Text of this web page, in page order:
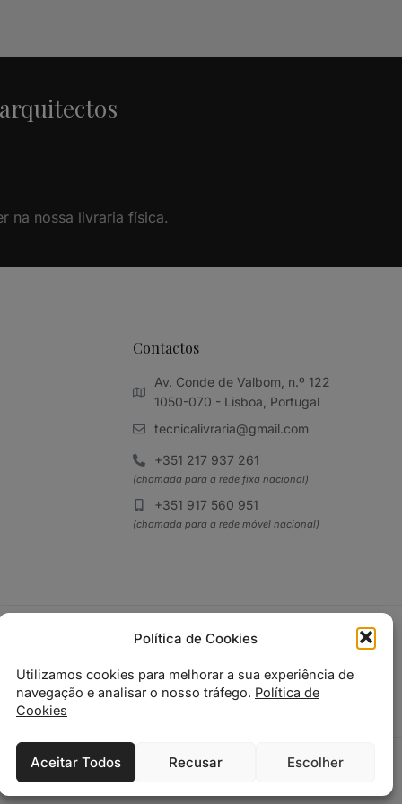
Política de Cookies
Utilizamos cookies para melhorar a sua experiência de
navegação e analisar o nosso tráfego. Política de
Cookies
Aceitar Todos Recusar Escolher
na nossa livraria física.
Contactos
Av. Conde de Valbom, n.º 122
1050-070 - Lisboa, Portugal
tecnicalivraria@gmail.com
+351 217 937 261
(chamada para a rede fixa nacional)
+351 917 560 951
(chamada para a rede móvel nacional)